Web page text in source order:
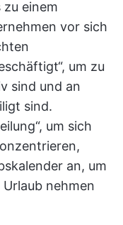
einem
vor sich
um zu
sind und an
sind.
um sich
an, um
nehmen